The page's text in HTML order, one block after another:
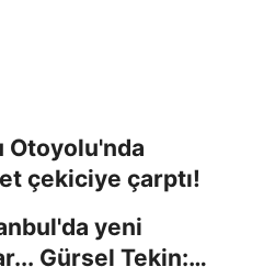
Otoyolu'nda
çekiciye çarptı!
yeni
Gürsel Tekin: